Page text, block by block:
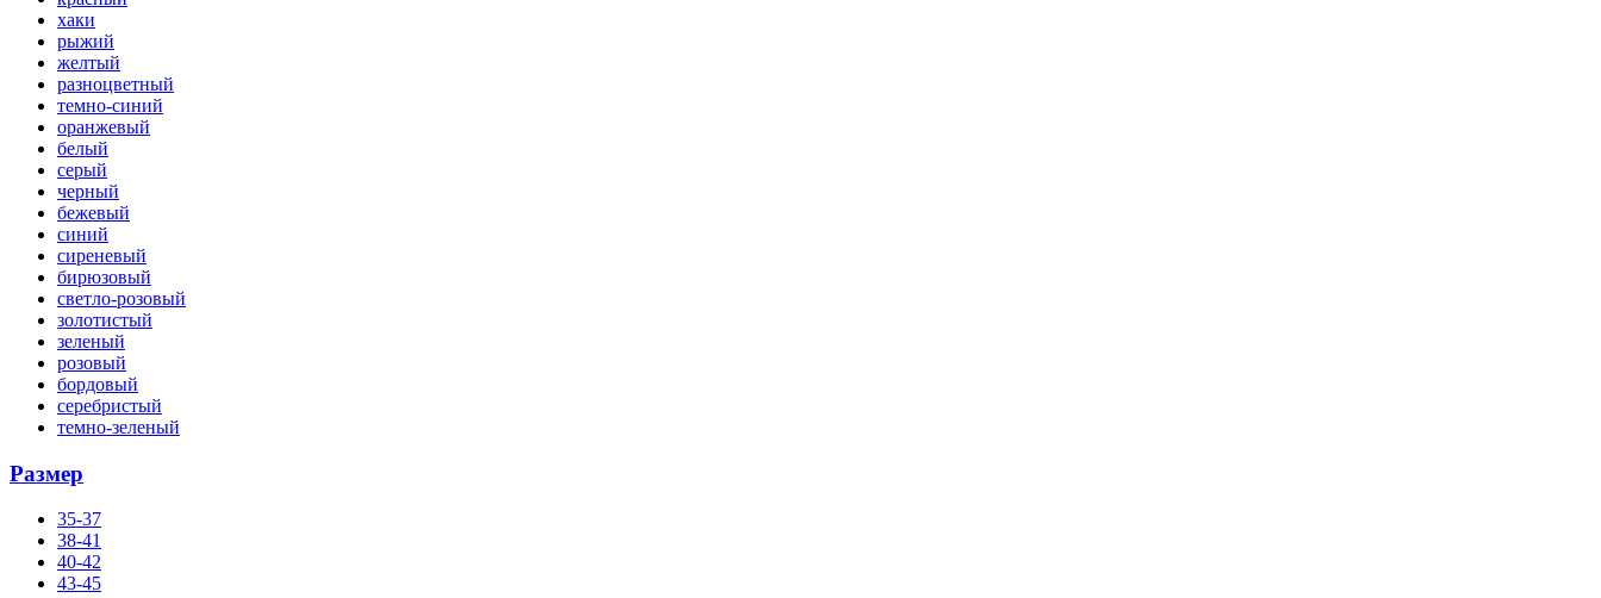
хаки
рыжий
желтый
разноцветный
темно-синий
оранжевый
белый
серый
черный
бежевый
синий
сиреневый
бирюзовый
светло-розовый
золотистый
зеленый
розовый
бордовый
серебристый
темно-зеленый
Размер
35-37
38-41
40-42
43-45